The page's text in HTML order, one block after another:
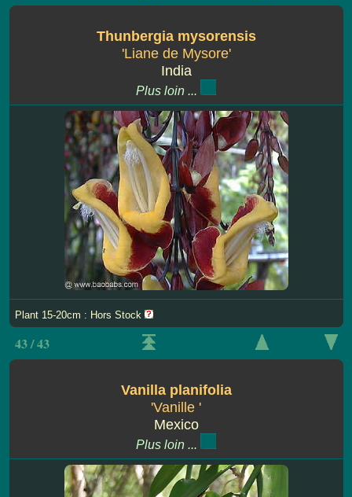
Thunbergia mysorensis
'Liane de Mysore'
India
Plus loin ...
Plant 15-20cm : Hors Stock
43 / 43
Vanilla planifolia
'Vanille '
Mexico
Plus loin ...